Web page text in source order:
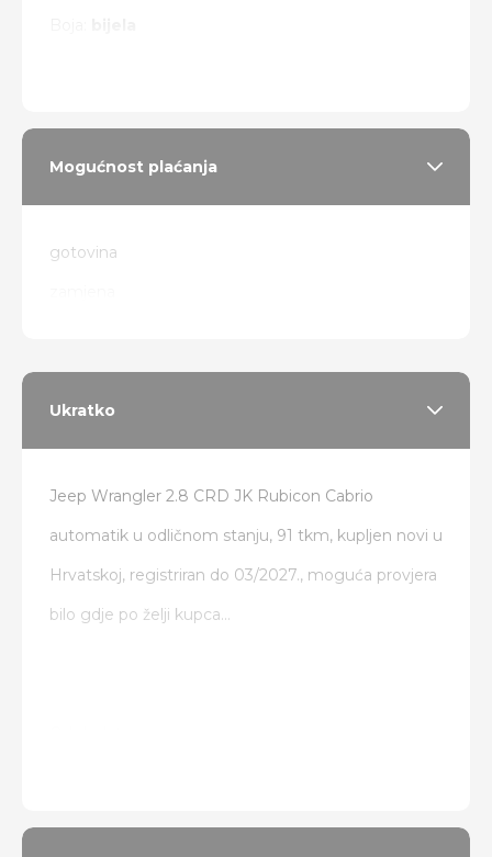
Mogućnost plaćanja
gotovina
Ukratko
Jeep Wrangler 2.8 CRD JK Rubicon Cabrio
automatik u odličnom stanju, 91 tkm, kupljen novi u
Hrvatskoj, registriran do 03/2027., moguća provjera
bilo gdje po želji kupca...